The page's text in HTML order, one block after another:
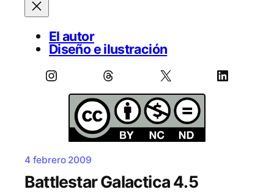
El autor
Diseño e ilustración
Instagram Threads X LinkedIn
4 febrero 2009
Battlestar Galactica 4.5